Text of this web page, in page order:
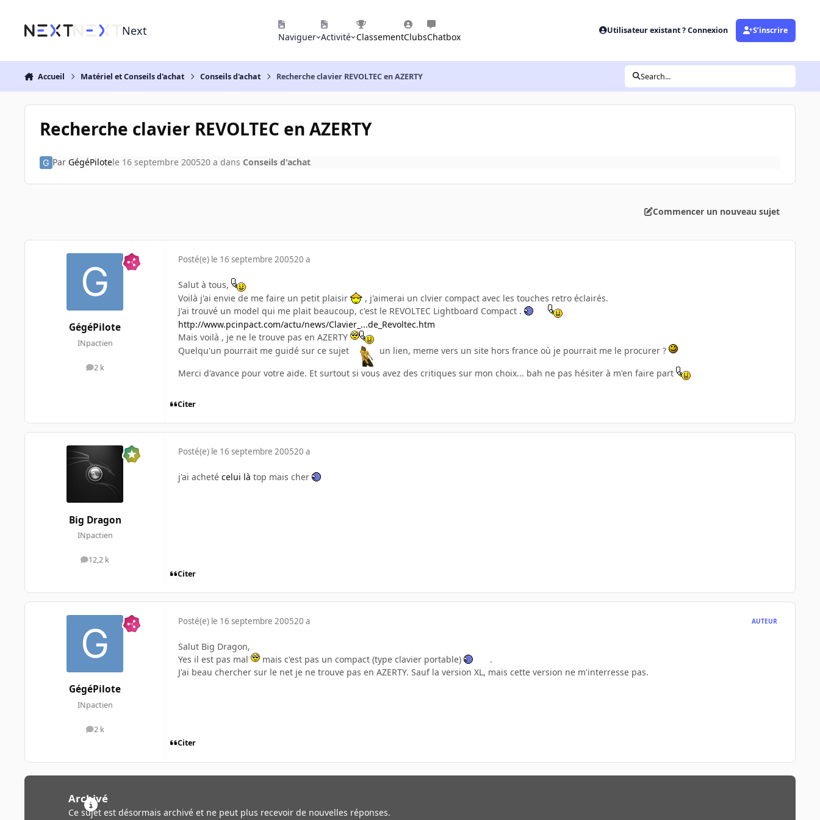
Next Naviguer Activité ClassementClubsChatbox
Utilisateur existant ? Connexion S’inscrire
Accueil Matériel et Conseils d'achat Conseils d'achat Recherche clavier REVOLTEC en AZERTY Search...
Recherche clavier REVOLTEC en AZERTY
Par GégéPilotele 16 septembre 200520 a dans Conseils d'achat
Commencer un nouveau sujet
GégéPilote
INpactien
2 k
messages
Posté(e) le 16 septembre 200520 a
Salut à tous,
Voilà j'ai envie de me faire un petit plaisir
, j'aimerai un clvier compact avec les touches retro éclairés.
J'ai trouvé un model qui me plait beaucoup, c'est le REVOLTEC Lightboard Compact .
http://www.pcinpact.com/actu/news/Clavier_...de_Revoltec.htm
Mais voilà , je ne le trouve pas en AZERTY
Quelqu'un pourrait me guidé sur ce sujet
un lien, meme vers un site hors france où je pourrait me le procurer ?
Merci d'avance pour votre aide. Et surtout si vous avez des critiques sur mon choix... bah ne pas hésiter à m'en faire part
Citer
Big Dragon
INpactien
12,2 k
messages
Posté(e) le 16 septembre 200520 a
j'ai acheté celui là top mais cher
Citer
GégéPilote
INpactien
2 k
messages
Posté(e) le 16 septembre 200520 a AUTEUR
Salut Big Dragon,
Yes il est pas mal
mais c'est pas un compact (type clavier portable)
.
J'ai beau chercher sur le net je ne trouve pas en AZERTY. Sauf la version XL, mais cette version ne m'interresse pas.
Citer
Archivé
Ce sujet est désormais archivé et ne peut plus recevoir de nouvelles réponses.